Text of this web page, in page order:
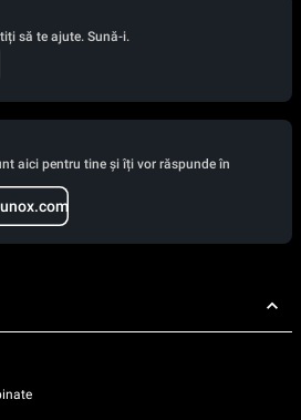
să te ajute. Sună-i.
aici pentru tine și îți vor răspunde în